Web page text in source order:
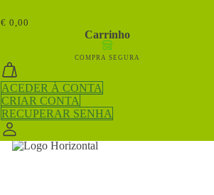
€ 0,00
Carrinho
COMPRA SEGURA
ACEDER À CONTA
CRIAR CONTA
RECUPERAR SENHA